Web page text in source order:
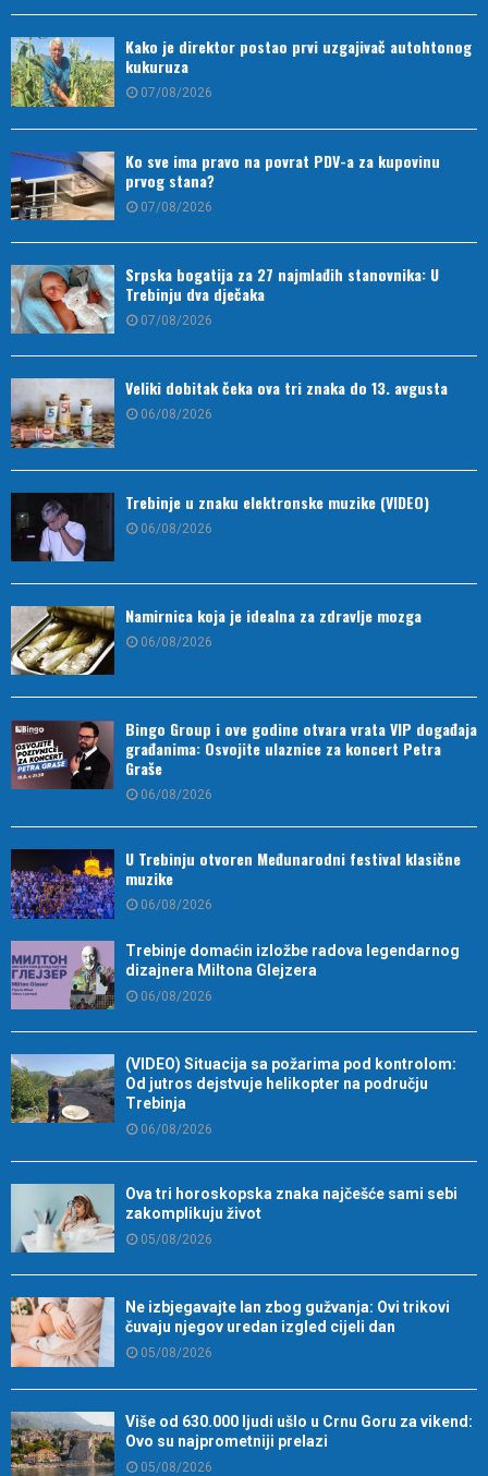
Kako je direktor postao prvi uzgajivač autohtonog
kukuruza
07/08/2026
Ko sve ima pravo na povrat PDV-a za kupovinu
prvog stana?
07/08/2026
Srpska bogatija za 27 najmlađih stanovnika: U
Trebinju dva dječaka
07/08/2026
Veliki dobitak čeka ova tri znaka do 13. avgusta
06/08/2026
Trebinje u znaku elektronske muzike (VIDEO)
06/08/2026
Namirnica koja je idealna za zdravlje mozga
06/08/2026
Bingo Group i ove godine otvara vrata VIP događaja
građanima: Osvojite ulaznice za koncert Petra
Graše
06/08/2026
U Trebinju otvoren Međunarodni festival klasične
muzike
06/08/2026
Trebinje domaćin izložbe radova legendarnog
dizajnera Miltona Glejzera
06/08/2026
(VIDEO) Situacija sa požarima pod kontrolom:
Od jutros dejstvuje helikopter na području
Trebinja
06/08/2026
Ova tri horoskopska znaka najčešće sami sebi
zakomplikuju život
05/08/2026
Ne izbjegavajte lan zbog gužvanja: Ovi trikovi
čuvaju njegov uredan izgled cijeli dan
05/08/2026
Više od 630.000 ljudi ušlo u Crnu Goru za vikend:
Ovo su najprometniji prelazi
05/08/2026